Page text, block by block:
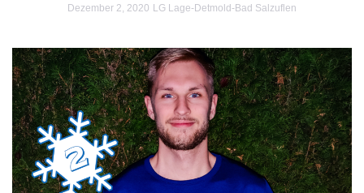
Dezember 2, 2020 LG Lage-Detmold-Bad Salzuflen